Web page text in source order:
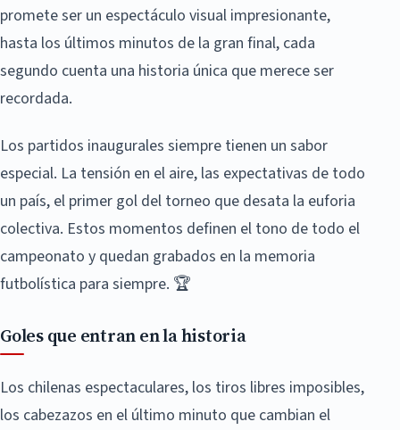
promete ser un espectáculo visual impresionante,
hasta los últimos minutos de la gran final, cada
segundo cuenta una historia única que merece ser
recordada.
Los partidos inaugurales siempre tienen un sabor
especial. La tensión en el aire, las expectativas de todo
un país, el primer gol del torneo que desata la euforia
colectiva. Estos momentos definen el tono de todo el
campeonato y quedan grabados en la memoria
futbolística para siempre. 🏆
Goles que entran en la historia
Los chilenas espectaculares, los tiros libres imposibles,
los cabezazos en el último minuto que cambian el